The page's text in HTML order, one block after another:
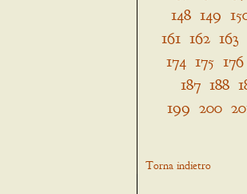
148 149
161 162 163
174 175 176
187 188
199 200
Torna indietro